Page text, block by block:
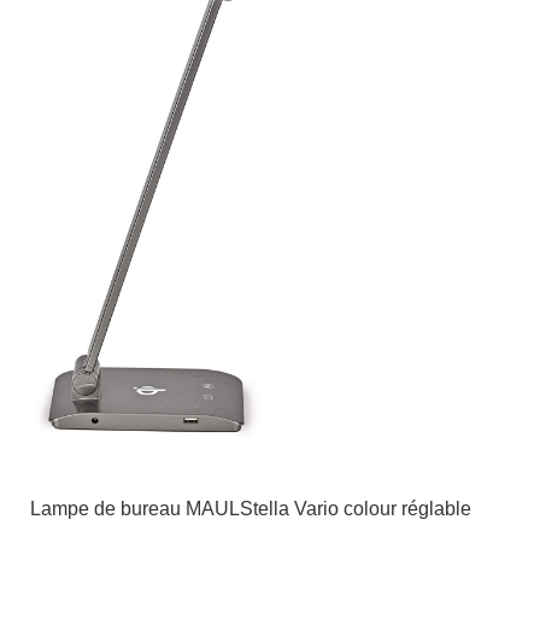
Lampe de bureau MAULStella Vario colour réglable